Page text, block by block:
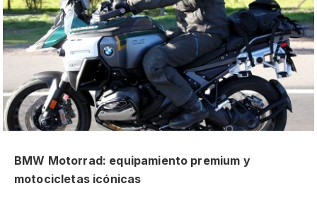
BMW Motorrad: equipamiento premium y
motocicletas icónicas